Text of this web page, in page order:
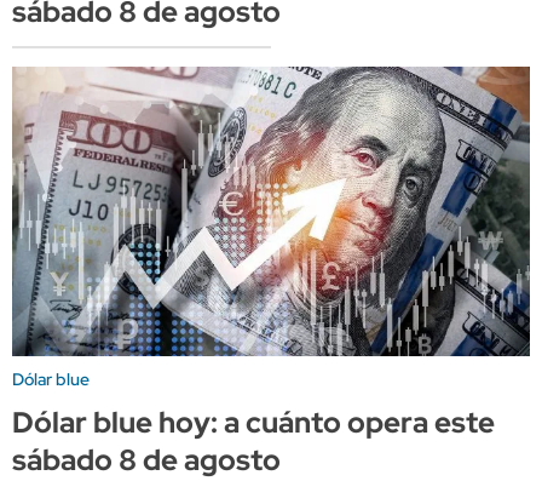
sábado 8 de agosto
Dólar blue
Dólar blue hoy: a cuánto opera este
sábado 8 de agosto